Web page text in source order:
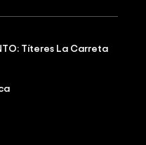
Títeres La Carreta